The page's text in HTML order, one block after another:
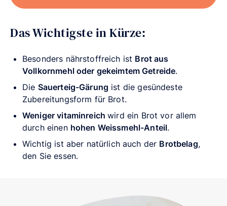
Das Wichtigste in Kürze:
Besonders nährstoffreich ist Brot aus
Vollkornmehl oder gekeimtem Getreide.
Die Sauerteig-Gärung ist die gesündeste
Zubereitungsform für Brot.
Weniger vitaminreichwird ein Brot vor allem
durch einen hohen Weissmehl-Anteil.
Wichtig ist aber natürlich auch der Brotbelag,
den Sie essen.